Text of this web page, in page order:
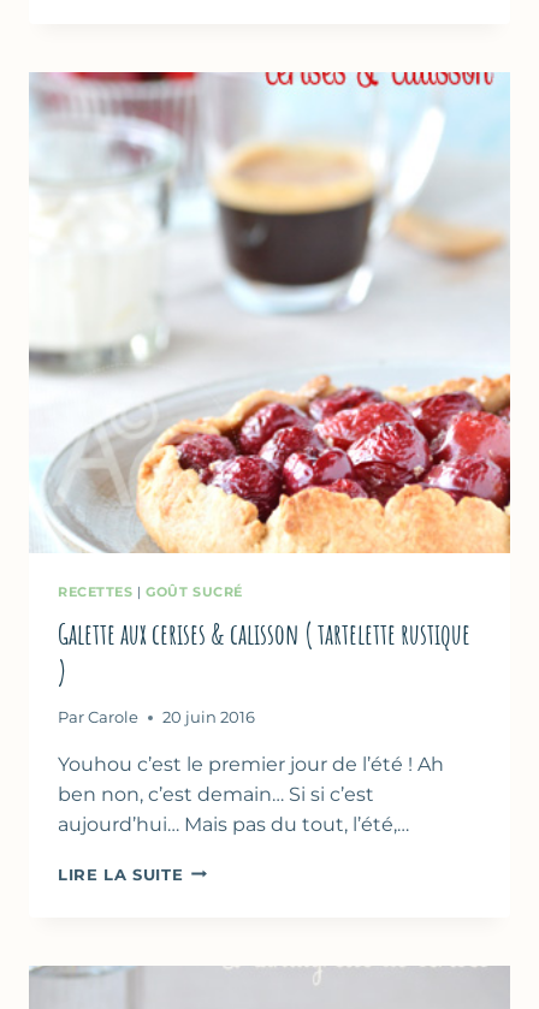
–
LA
–
RECETTES
RECETTES |GOÛT SUCRÉ
Galette aux cerises & calisson ( tartelette rustique
)
Par Carole 20 juin 2016
Youhou c’est le premier jour de l’été ! Ah
ben non, c’est demain… Si si c’est
aujourd’hui… Mais pas du tout, l’été,…
LIRE LA SUITE GALETTE
CALISSON